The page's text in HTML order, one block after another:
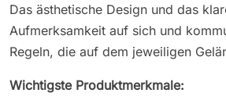
Das ästhetische Design und das
Aufmerksamkeit auf sich und
Regeln, die auf dem jeweiligen
Wichtigste Produktmerkmale: